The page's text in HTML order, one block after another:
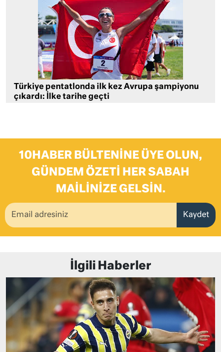
Türkiye pentatlonda ilk kez Avrupa şampiyonu
çıkardı: İlke tarihe geçti
10HABER BÜLTENINE ÜYE OLUN,
GÜNDEM ÖZETI HER SABAH
MAILINIZE GELSIN.
Kaydet
İlgili Haberler